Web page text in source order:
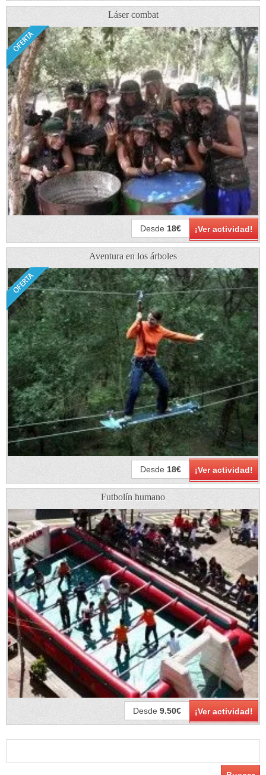
Láser combat
¡Ver actividad!
Desde 18€
Aventura en los árboles
¡Ver actividad!
Desde 18€
Futbolín humano
¡Ver actividad!
Desde 9.50€